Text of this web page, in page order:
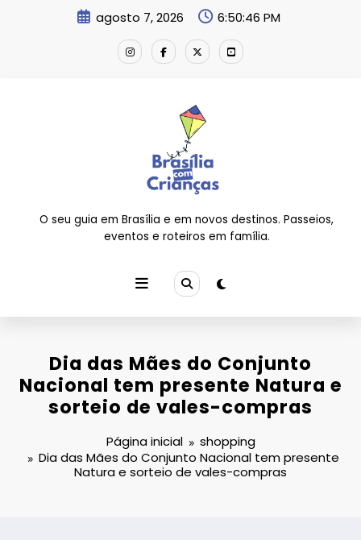
agosto 7, 2026 6:50:47 PM
O seu guia em Brasília e em novos destinos. Passeios,
eventos e roteiros em família.
Dia das Mães do Conjunto
Nacional tem presente Natura e
sorteio de vales-compras
Página inicial
shopping
Dia das Mães do Conjunto Nacional tem presente
Natura e sorteio de vales-compras